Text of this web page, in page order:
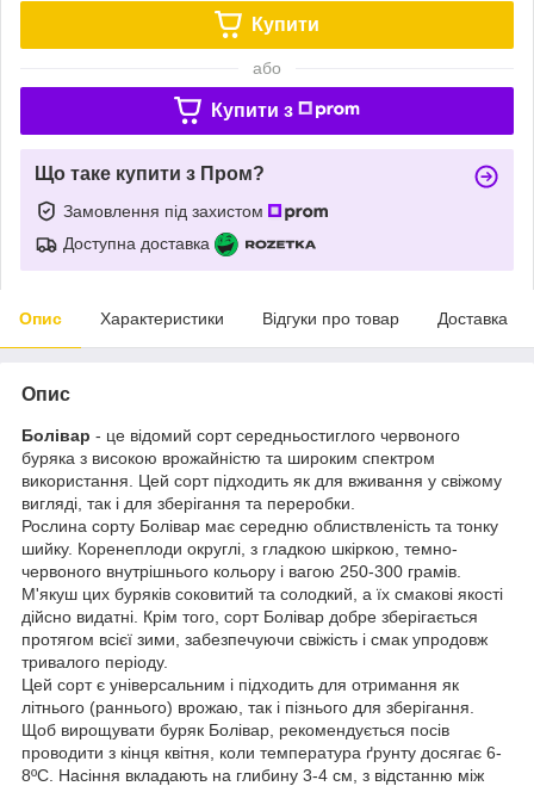
Купити
або
Купити з
Що таке купити з Пром?
Замовлення під захистом
Доступна доставка
Опис Характеристики Відгуки про товар Доставка
Опис
Болівар - це відомий сорт середньостиглого червоного
буряка з високою врожайністю та широким спектром
використання. Цей сорт підходить як для вживання у свіжому
вигляді, так і для зберігання та переробки.
Рослина сорту Болівар має середню облиствленість та тонку
шийку. Коренеплоди округлі, з гладкою шкіркою, темно-
червоного внутрішнього кольору і вагою 250-300 грамів.
М'якуш цих буряків соковитий та солодкий, а їх смакові якості
дійсно видатні. Крім того, сорт Болівар добре зберігається
протягом всієї зими, забезпечуючи свіжість і смак упродовж
тривалого періоду.
Цей сорт є універсальним і підходить для отримання як
літнього (раннього) врожаю, так і пізнього для зберігання.
Щоб вирощувати буряк Болівар, рекомендується посів
проводити з кінця квітня, коли температура ґрунту досягає 6-
8ºC. Насіння вкладають на глибину 3-4 см, з відстанню між